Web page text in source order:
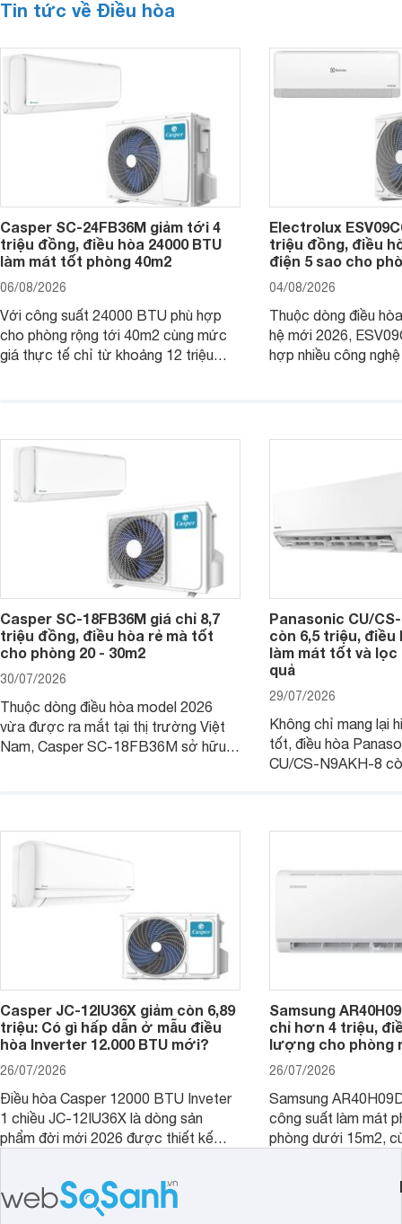
Tin tức về Điều hòa
Casper SC-24FB36M giảm tới 4
triệu đồng, điều hòa 24000 BTU
làm mát tốt phòng 40m2
06/08/2026
Với công suất 24000 BTU phù hợp
cho phòng rộng tới 40m2 cùng mức
giá thực tế chỉ từ khoảng 12 triệu
Electrolux
triệu đồng, điều
điện 5 sao cho
04/08/2026
Thuộc dòng điều
hệ mới 2026,
hợp nhiều công
Casper SC-18FB36M giá chỉ 8,7
triệu đồng, điều hòa rẻ mà tốt
cho phòng 20 - 30m2
30/07/2026
Thuộc dòng điều hòa model 2026
vừa được ra mắt tại thị trường Việt
Nam, Casper SC-18FB36M sở hữu
nhiều tính năng và công nghệ hiện đại.
Panasonic CU/
còn 6,5 triệu, điều
làm mát tốt và lọc
quả
29/07/2026
Không chỉ mang lại
tốt, điều hòa
CU/CS-N9AKH-8
Casper JC-12IU36X giảm còn 6,89
triệu: Có gì hấp dẫn ở mẫu điều
hòa Inverter 12.000 BTU mới?
26/07/2026
Điều hòa Casper 12000 BTU Inveter
1 chiều JC-12IU36X là dòng sản
phẩm đời mới 2026 được thiết kế
sở hữu khả năng làm mát tốt mà còn
có giá bán rất hợp lý.
Samsung
chỉ hơn 4 triệu,
lượng cho phòng
26/07/2026
Samsung
công suất làm mát
phòng dưới 15m2,
phòng ngủ, phòng